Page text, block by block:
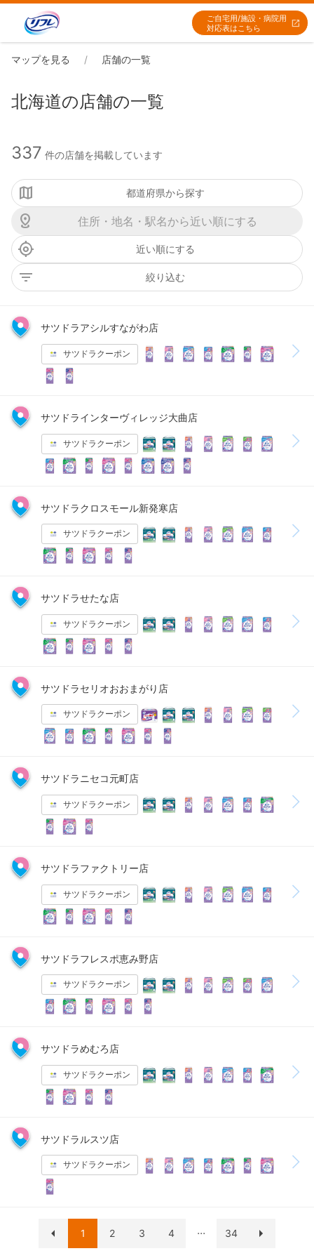
ご自宅用/施設・病院用
対応表はこちら
マップを見る 店舗の一覧
北海道の店舗の一覧
337 件の店舗を掲載しています
都道府県から探す
近い順にする
絞り込む
サツドラアシルすながわ店
サツドラクーポン
サツドラインターヴィレッジ大曲店
サツドラクーポン
サツドラクロスモール新発寒店
サツドラクーポン
サツドラせたな店
サツドラクーポン
サツドラセリオおおまがり店
サツドラクーポン
サツドラニセコ元町店
サツドラクーポン
サツドラファクトリー店
サツドラクーポン
サツドラフレスポ恵み野店
サツドラクーポン
サツドラめむろ店
サツドラクーポン
サツドラルスツ店
サツドラクーポン
1 2 3 4 ... 34